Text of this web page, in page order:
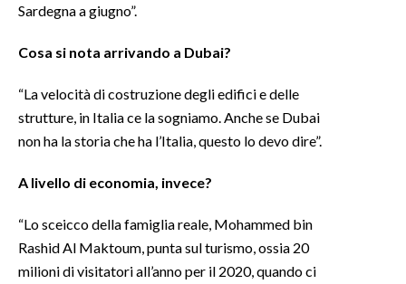
Sardegna a giugno”.
Cosa si nota arrivando a Dubai?
“La velocità di costruzione degli edifici e delle
strutture, in Italia ce la sogniamo. Anche se Dubai
non ha la storia che ha l’Italia, questo lo devo dire”.
A livello di economia, invece?
“Lo sceicco della famiglia reale, Mohammed bin
Rashid Al Maktoum, punta sul turismo, ossia 20
milioni di visitatori all’anno per il 2020, quando ci